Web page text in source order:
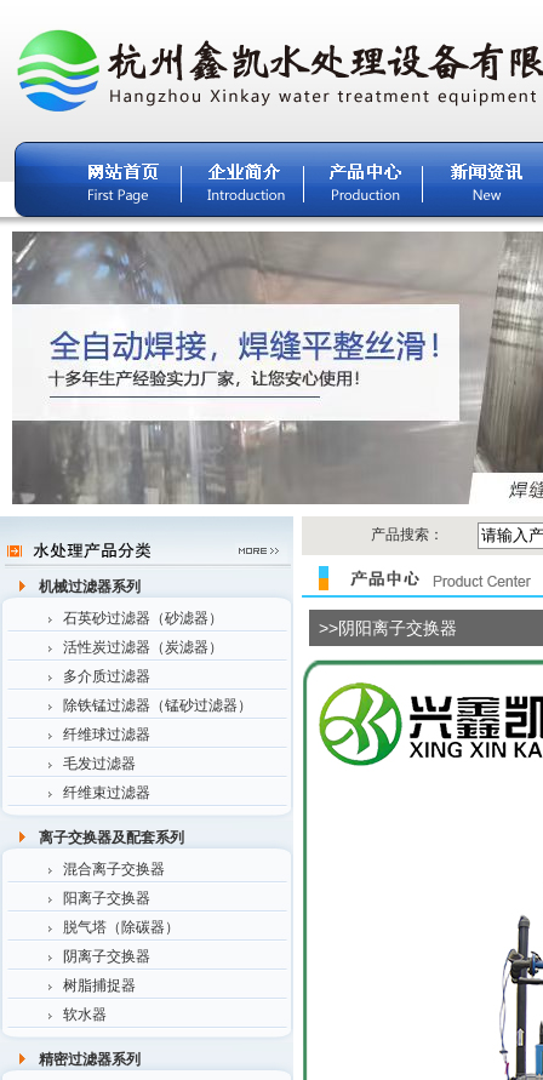
机械过滤器系列
石英砂过滤器（砂滤器）
活性炭过滤器（炭滤器）
多介质过滤器
除铁锰过滤器（锰砂过滤器）
纤维球过滤器
毛发过滤器
纤维束过滤器
离子交换器及配套系列
混合离子交换器
阳离子交换器
脱气塔（除碳器）
阴离子交换器
树脂捕捉器
软水器
精密过滤器系列
产品搜索：
>>阴阳离子交换器